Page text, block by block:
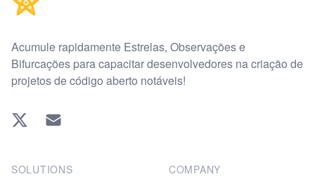
Acumule rapidamente Estrelas, Observações e
Bifurcações para capacitar desenvolvedores na criação de
projetos de código aberto notáveis!
Twitter EMAIL
SOLUTIONS
COMPANY